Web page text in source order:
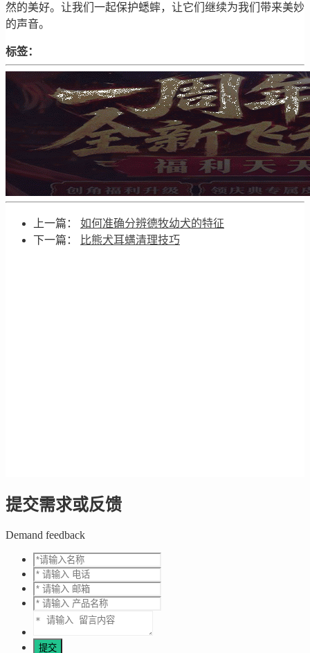
然的美好。让我们一起保护蟋蟀，让它们继续为我们带来美妙
的声音。
标签：
上一篇： 如何准确分辨德牧幼犬的特征
下一篇：
比熊犬耳螨清理技巧
提交需求或反馈
Demand feedback